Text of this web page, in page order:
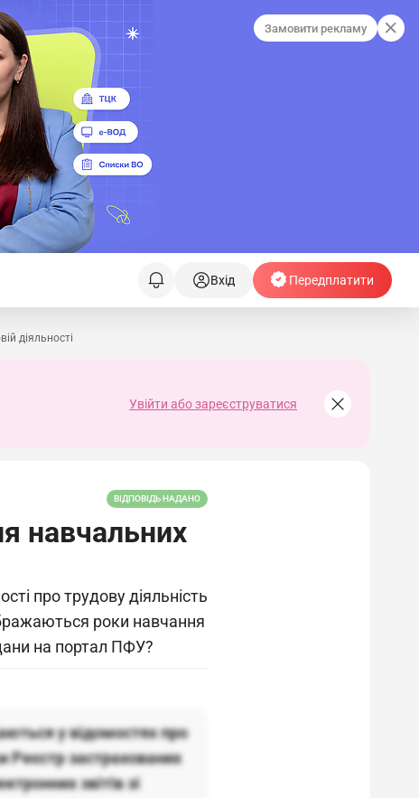
Замовити рекламу
Вхід Передплатити
діяльності
Увійти або зареєструватися
ВІДПОВІДЬ НАДАНО
навчальних
про трудову діяльність
роки навчання
на портал ПФУ?
у відомостях про
Реєстр застрахованих
звітів зі